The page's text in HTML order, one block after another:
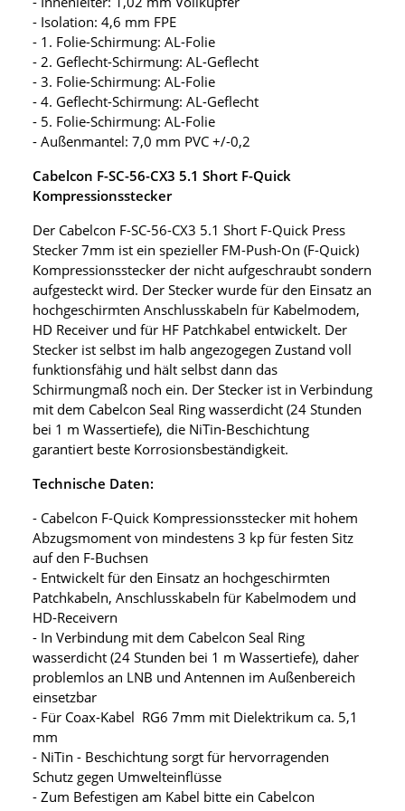
- Isolation: 4,6 mm FPE
- 1. Folie-Schirmung: AL-Folie
- 2. Geflecht-Schirmung: AL-Geflecht
- 3. Folie-Schirmung: AL-Folie
- 4. Geflecht-Schirmung: AL-Geflecht
- 5. Folie-Schirmung: AL-Folie
- Außenmantel: 7,0 mm PVC +/-0,2
Cabelcon F-SC-56-CX3 5.1 Short F-Quick
Kompressionsstecker
Der Cabelcon F-SC-56-CX3 5.1 Short F-Quick Press
Stecker 7mm ist ein spezieller FM-Push-On (F-Quick)
Kompressionsstecker der nicht aufgeschraubt sondern
aufgesteckt wird. Der Stecker wurde für den Einsatz an
hochgeschirmten Anschlusskabeln für Kabelmodem,
HD Receiver und für HF Patchkabel entwickelt. Der
Stecker ist selbst im halb angezogegen Zustand voll
funktionsfähig und hält selbst dann das
Schirmungmaß noch ein. Der Stecker ist in Verbindung
mit dem Cabelcon Seal Ring wasserdicht (24 Stunden
bei 1 m Wassertiefe), die NiTin-Beschichtung
garantiert beste Korrosionsbeständigkeit.
Technische Daten:
- Cabelcon F-Quick Kompressionsstecker mit hohem
Abzugsmoment von mindestens 3 kp für festen Sitz
auf den F-Buchsen
- Entwickelt für den Einsatz an hochgeschirmten
Patchkabeln, Anschlusskabeln für Kabelmodem und
HD-Receivern
- In Verbindung mit dem Cabelcon Seal Ring
wasserdicht (24 Stunden bei 1 m Wassertiefe), daher
problemlos an LNB und Antennen im Außenbereich
einsetzbar
- Für Coax-Kabel RG6 7mm mit Dielektrikum ca. 5,1
mm
- NiTin - Beschichtung sorgt für hervorragenden
Schutz gegen Umwelteinflüsse
- Zum Befestigen am Kabel bitte ein Cabelcon